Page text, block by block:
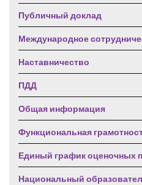
Публичный доклад
Международное
Наставничество
ПДД
Общая информация
Функциональная
Единый график оценочных
Национальный